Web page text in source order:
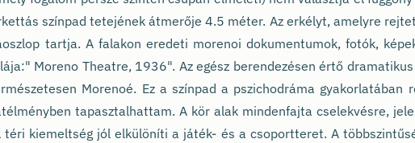
színpad tetejének átmerője 4.5 méter. Az erkélyt, amelyre
tartja. A falakon eredeti morenoi dokumentumok, fotók,
Moreno Theatre, 1936". Az egész berendezésen értő
Morenoé. Ez a színpad a pszichodráma gyakorlatában
tapasztalhattam. A kör alak mindenfajta cselekvésre,
téri kiemeltség jól elkülöníti a játék- és a csoportteret. A